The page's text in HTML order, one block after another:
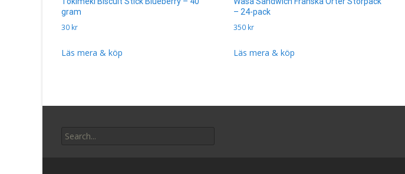
gram
30 kr
Läs mera & köp
– 24-pack
350 kr
Läs mera & köp
for: